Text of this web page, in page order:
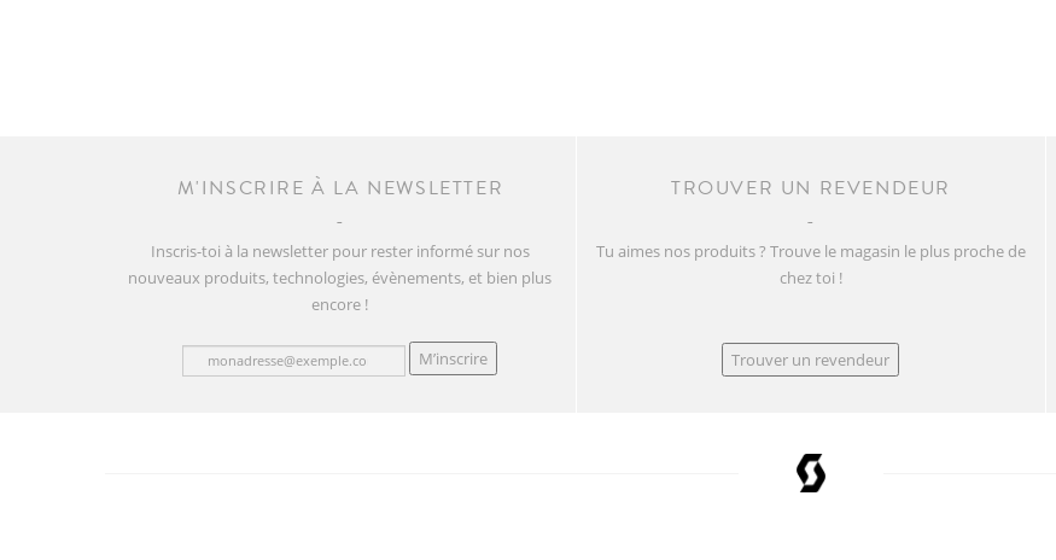
M'INSCRIRE À LA NEWSLETTER
Inscris-toi à la newsletter pour rester informé sur nos
nouveaux produits, technologies, évènements, et bien plus
encore !
M’inscrire
TROUVER UN REVENDEUR
Tu aimes nos produits ? Trouve le magasin le plus proche de
chez toi !
Trouver un revendeur